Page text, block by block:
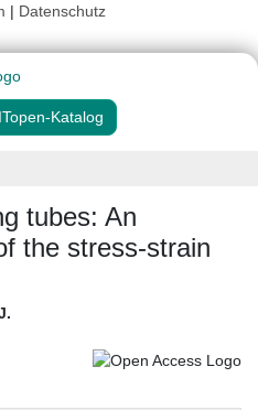
| Datenschutz
Katalog
tubes: An
the stress-strain